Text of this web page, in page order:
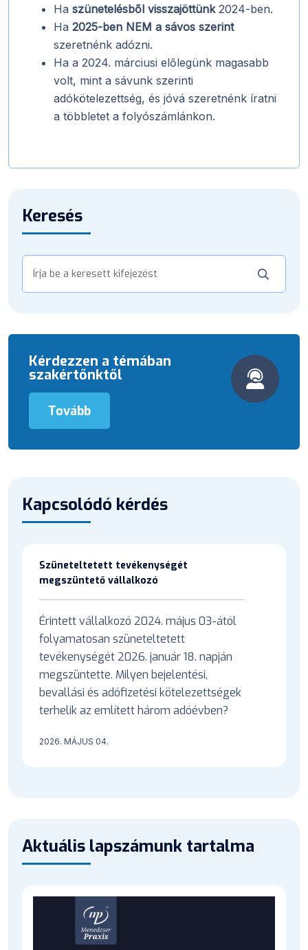
Ha szünetelésből visszajöttünk2024-ben.
Ha 2025-ben NEM a sávos szerint
szeretnénk adózni.
Ha a 2024. márciusi előlegünk magasabb
volt, mint a sávunk szerinti
adókötelezettség, és jóvá szeretnénk íratni
a többletet a folyószámlánkon.
Keresés
Kérdezzen a témában
szakértőnktől
Tovább
Kapcsolódó kérdés
Szüneteltetett tevékenységét
megszüntető vállalkozó
Érintett vállalkozó 2024. május 03-ától
folyamatosan szüneteltetett
tevékenységét 2026. január 18. napján
megszüntette. Milyen bejelentési,
bevallási és adófizetési kötelezettségek
terhelik az említett három adóévben?
2026. MÁJUS 04.
Aktuális lapszámunk tartalma